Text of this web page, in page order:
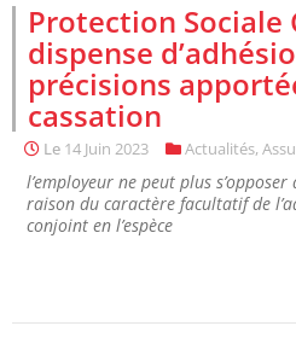
Protection Sociale
dispense
précisions
cassation
Le 14 Juin 2023 Actualités,
l’employeur ne peut plus
raison du caractère facultatif de
conjoint en l’espèce